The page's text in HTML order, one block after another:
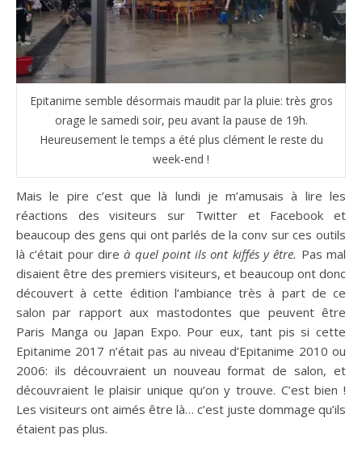
Epitanime semble désormais maudit par la pluie: très gros
orage le samedi soir, peu avant la pause de 19h.
Heureusement le temps a été plus clément le reste du
week-end !
Mais le pire c’est que là lundi je m’amusais à lire les
réactions des visiteurs sur Twitter et Facebook et
beaucoup des gens qui ont parlés de la conv sur ces outils
là c’était pour direà quel point ils ont kiffés y être. Pas mal
disaient être des premiers visiteurs, et beaucoup ont donc
découvert à cette édition l’ambiance très à part de ce
salon par rapport aux mastodontes que peuvent être
Paris Manga ou Japan Expo. Pour eux, tant pis si cette
Epitanime 2017 n’était pas au niveau d’Epitanime 2010 ou
2006: ils découvraient un nouveau format de salon, et
découvraient le plaisir unique qu’on y trouve. C’est bien !
Les visiteurs ont aimés être là… c’est juste dommage qu’ils
étaient pas plus.